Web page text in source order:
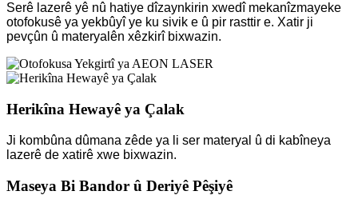
Serê lazerê yê nû hatiye dîzaynkirin xwedî mekanîzmayeke
otofokusê ya yekbûyî ye ku sivik e û pir rasttir e. Xatir ji
pevçûn û materyalên xêzkirî bixwazin.
Herikîna Hewayê ya Çalak
Ji kombûna dûmana zêde ya li ser materyal û di kabîneya
lazerê de xatirê xwe bixwazin.
Maseya Bi Bandor û Deriyê Pêşiyê